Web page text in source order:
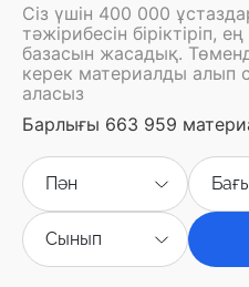
Сіз үшін 400 000
тәжірибесін біріктіріп,
базасын жасадық.
керек материалды алып
аласыз
Барлығы 663 959
Пән
Сынып